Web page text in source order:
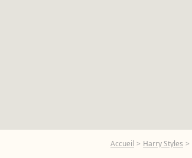
Accueil Harry Styles